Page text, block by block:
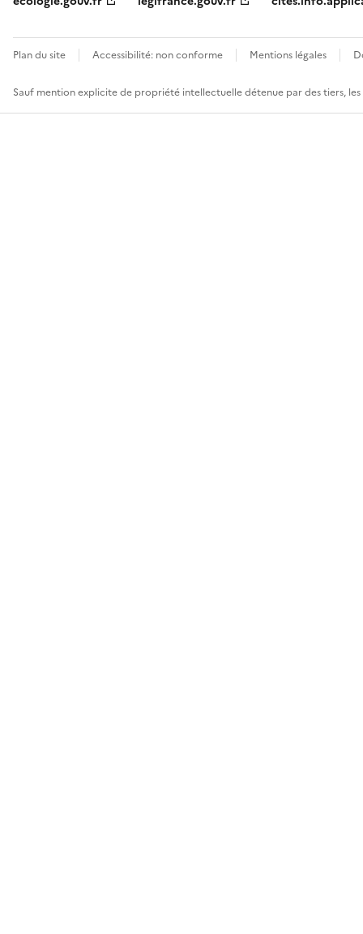
Plan du site Accessibilité: non conforme Mentions légales
Sauf mention explicite de propriété intellectuelle détenue par des tiers,